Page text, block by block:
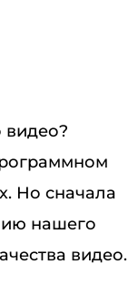
видео?
Но сначала
нашего
видео.